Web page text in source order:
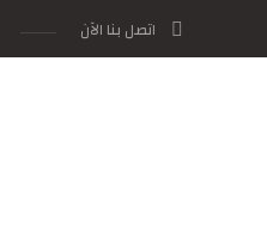
اتصل بنا الآن